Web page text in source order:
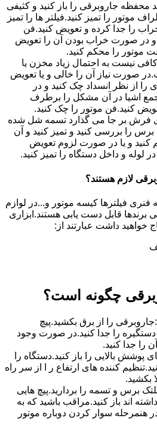
محفظه جاروبرقی را باز کنید و کثیفی
موتور را تمیز کنید.فیلتر ها را تمیز
را جدا کرده و تعویض کنید.فن
و در صورت خراب بودن آن را تعویض
موتور را محکم کنید.
نیست به احتمال زیاد مخزن یا
صورت نیاز آن را خالی و یا تعویض
را از نظر انسداد چک کنید و در
اشیا در آن مشکل را برطرف
کنید.فن موتور را چک کنید.
فرش بر جا می گذارد تسمه شل شده
برس را بررسی کنید و تمیز کنید و آن
کنید و یا در صورت لزوم تعویض
لوله و داخل دستگاه را تمیز کنید.
لازم هستند؟
فنری فیلترها کیسه موتور و...در لوازم
برندها قابل دست یابی هستند.ابزاری
خواهید داشت عبارتند از:
چگونه است؟
را از برق بکشید.پیچ
دستگیره را جدا کنید.در صورت وجود
را جدا کنید.
پوشش بالایی را باز کنید.دستگاه را
کننده های ارتفاع ر ا از سر راه
بکشید.
برس و تسمه را بردارید.پیچ هایی
اند باز کنید.مراقب باشید که به
سوار کردن دوباره موتور